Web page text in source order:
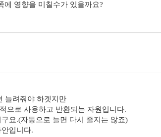
에 영향을 미칠수가 있을까요?
늘려줘야 하겟지만
으로 사용하고 반환되는 자원입니다.
요.(자동으로 늘면 다시 줄지는 않죠)
입니다.